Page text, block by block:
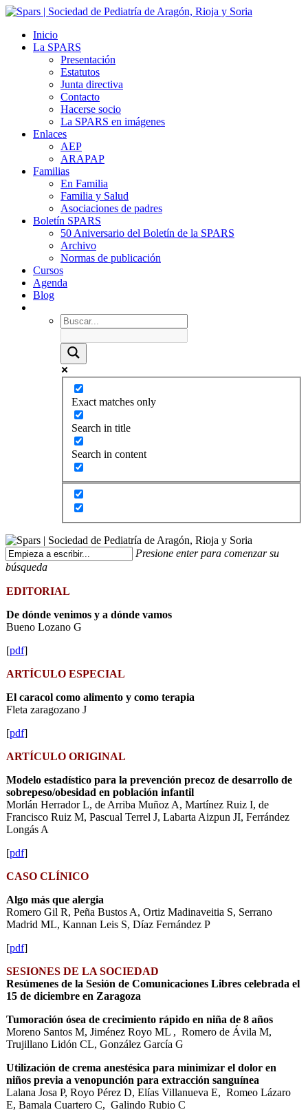
Inicio
La SPARS
Presentación
Estatutos
Junta directiva
Contacto
Hacerse socio
La SPARS en imágenes
Enlaces
AEP
ARAPAP
Familias
En Familia
Familia y Salud
Asociaciones de padres
Boletín SPARS
50 Aniversario del Boletín de la SPARS
Archivo
Normas de publicación
Cursos
Agenda
Blog
Exact matches only
Search in title
Search in content
Presione enter para comenzar su
búsqueda
EDITORIAL
De dónde venimos y a dónde vamos
Bueno Lozano G
[pdf]
ARTÍCULO ESPECIAL
El caracol como alimento y como terapia
Fleta zaragozano J
[pdf]
ARTÍCULO ORIGINAL
Modelo estadístico para la prevención precoz de desarrollo de
sobrepeso/obesidad en población infantil
Morlán Herrador L, de Arriba Muñoz A, Martínez Ruiz I, de
Francisco Ruiz M, Pascual Terrel J, Labarta Aizpun JI, Ferrández
Longás A
[pdf]
CASO CLÍNICO
Algo más que alergia
Romero Gil R, Peña Bustos A, Ortiz Madinaveitia S, Serrano
Madrid ML, Kannan Leis S, Díaz Fernández P
[pdf]
SESIONES DE LA SOCIEDAD
Resúmenes de la Sesión de Comunicaciones Libres celebrada el
15 de diciembre en Zaragoza
Tumoración ósea de crecimiento rápido en niña de 8 años
Moreno Santos M, Jiménez Royo ML , Romero de Ávila M,
Trujillano Lidón CL, González García G
Utilización de crema anestésica para minimizar el dolor en
niños previa a venopunción para extracción sanguínea
Lalana Josa P, Royo Pérez D, Elías Villanueva E, Romeo Lázaro
E, Bamala Cuartero C, Galindo Rubio C